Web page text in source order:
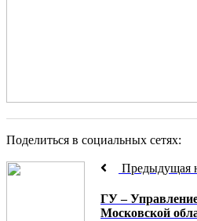
Поделиться в социальных сетях:
Предыдущая
ГУ –
Московской